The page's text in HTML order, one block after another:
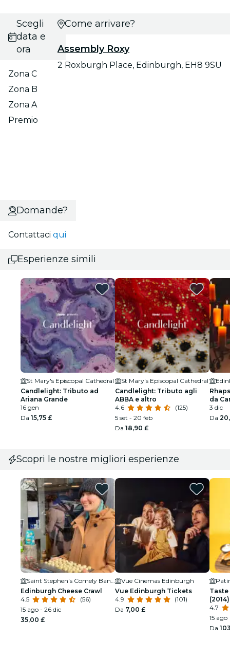
Scegli
data e
ora
Zona C
Zona B
Zona A
Premio
Come arrivare?
Assembly Roxy
2 Roxburgh Place, Edinburgh, EH8 9SU
Domande?
Contattaci qui
Esperienze simili
St Mary's Episcopal Cathedral
Candlelight: Tributo ad
Ariana Grande
16 gen
Da 15,75 £
St Mary's Episcopal Cathedral
Candlelight: Tributo agli
ABBA e altro
4.6
(125)
5 set - 20 feb
Da 18,90 £
da
New
3 dic
Da
Scopri le nostre migliori esperienze
Saint Stephen's Comely Bank Church
Edinburgh Cheese Crawl
4.5
(56)
15 ago - 26 dic
35,00 £
Vue Cinemas Edinburgh
Vue Edinburgh Tickets
4.9
(101)
Da 7,00 £
Taste
4.7
15 ago
Da